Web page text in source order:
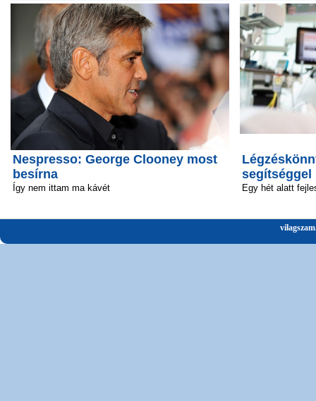
Nespresso: George Clooney most
besírna
Így nem ittam ma kávét
segítséggel
Egy hét alatt